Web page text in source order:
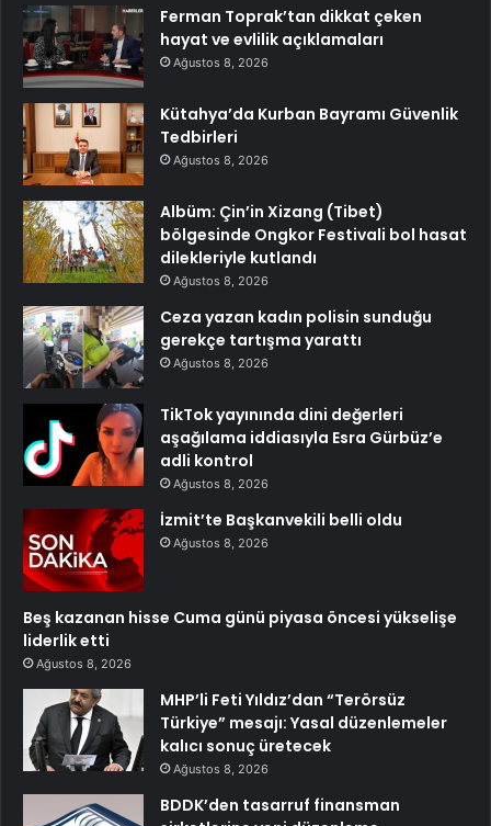
Ferman Toprak’tan dikkat çeken
hayat ve evlilik açıklamaları
Ağustos 8, 2026
Kütahya’da Kurban Bayramı Güvenlik
Tedbirleri
Ağustos 8, 2026
Albüm: Çin’in Xizang (Tibet)
bölgesinde Ongkor Festivali bol hasat
dilekleriyle kutlandı
Ağustos 8, 2026
Ceza yazan kadın polisin sunduğu
gerekçe tartışma yarattı
Ağustos 8, 2026
TikTok yayınında dini değerleri
aşağılama iddiasıyla Esra Gürbüz’e
adli kontrol
Ağustos 8, 2026
İzmit’te Başkanvekili belli oldu
Ağustos 8, 2026
Beş kazanan hisse Cuma günü piyasa öncesi yükselişe
liderlik etti
Ağustos 8, 2026
MHP’li Feti Yıldız’dan “Terörsüz
Türkiye” mesajı: Yasal düzenlemeler
kalıcı sonuç üretecek
Ağustos 8, 2026
BDDK’den tasarruf finansman